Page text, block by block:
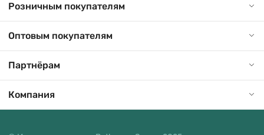
Розничным покупателям
Оптовым покупателям
Партнёрам
Компания